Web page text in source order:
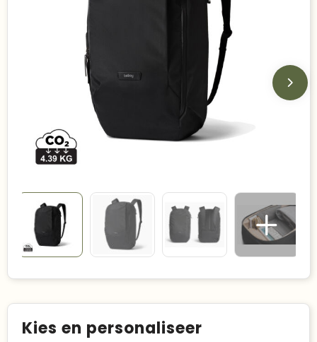
Made in Europe
Recycled
Bestsellers
Kies en personaliseer